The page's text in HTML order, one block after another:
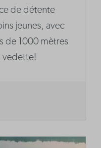
de détente
jeunes, avec
de 1000 mètres
vedette!